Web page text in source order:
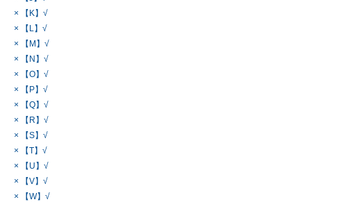
× 【K】√
× 【L】√
× 【M】√
× 【N】√
× 【O】√
× 【P】√
× 【Q】√
× 【R】√
× 【S】√
× 【T】√
× 【U】√
× 【V】√
× 【W】√